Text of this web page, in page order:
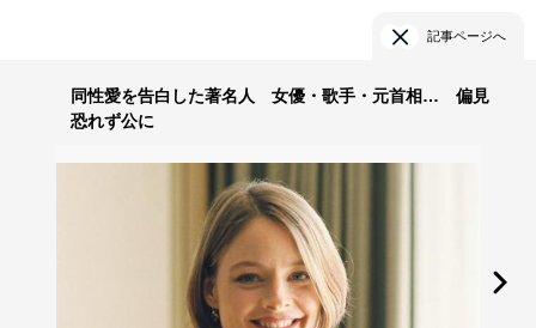
記事ページへ
同性愛を告白した著名人 女優・歌手・元首相… 偏見
恐れず公に